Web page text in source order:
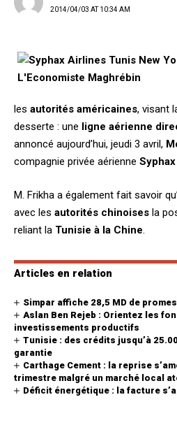
2014/04/03 AT 10:34 AM
les autorités américaines, visant
desserte : une ligne aérienne
annoncé aujourd’hui, jeudi 3 avril,
compagnie privée aérienne Syphax
M. Frikha a également fait savoir
avec les autorités chinoises la
reliant la Tunisie à la Chine
Articles en relation
Simpar affiche 28,5 MD de
Aslan Ben Rejeb : Orientez les
investissements productifs
Tunisie : des crédits jusqu’à
garantie
Carthage Cement : la reprise
trimestre malgré un marché local
Déficit énergétique : la facture